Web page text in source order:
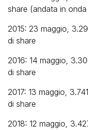
share (andata in
2015: 23 maggio,
di share
2016: 14 maggio,
di share
2017: 13 maggio,
di share
2018: 12 maggio,